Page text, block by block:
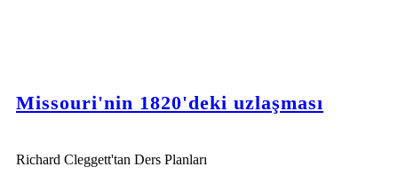
Missouri'nin 1820'deki uzlaşması
Richard Cleggett'tan Ders Planları